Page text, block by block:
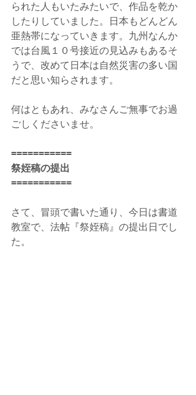
られた人もいたみたいで、作品を乾か
したりしていました。日本もどんどん
亜熱帯になっていきます。九州なんか
では台風１０号接近の見込みもあるそ
うで、改めて日本は自然災害の多い国
だと思い知らされます。
何はともあれ、みなさんご無事でお過
ごしくださいませ。
===========
祭姪稿の提出
===========
さて、冒頭で書いた通り、今日は書道
教室で、法帖『祭姪稿』の提出日でし
た。